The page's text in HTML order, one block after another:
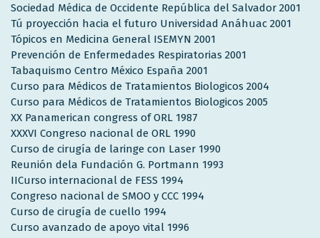
Sociedad Médica de Occidente República del Salvador 2001
Tú proyección hacia el futuro Universidad Anáhuac 2001
Tópicos en Medicina General ISEMYN 2001
Prevención de Enfermedades Respiratorias 2001
Tabaquismo Centro México España 2001
Curso para Médicos de Tratamientos Biologicos 2004
Curso para Médicos de Tratamientos Biologicos 2005
XX Panamerican congress of ORL 1987
XXXVI Congreso nacional de ORL 1990
Curso de cirugía de laringe con Laser 1990
Reunión dela Fundación G. Portmann 1993
IICurso internacional de FESS 1994
Congreso nacional de SMOO y CCC 1994
Curso de cirugía de cuello 1994
Curso avanzado de apoyo vital 1996